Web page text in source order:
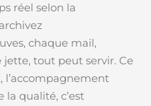
réel selon la
chaque mail,
tout peut servir. Ce
l’accompagnement
qualité, c’est